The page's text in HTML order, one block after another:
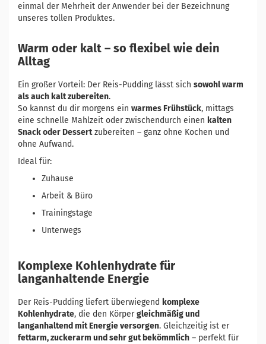
einmal der Mehrheit der Anwender bei der Bezeichnung
unseres tollen Produktes.
Warm oder kalt – so flexibel wie dein
Alltag
Ein großer Vorteil: Der Reis-Pudding lässt sich sowohl warm
als auch kalt zubereiten.
So kannst du dir morgens ein warmes Frühstück, mittags
eine schnelle Mahlzeit oder zwischendurch einen kalten
Snack oder Dessertzubereiten – ganz ohne Kochen und
ohne Aufwand.
Ideal für:
Zuhause
Arbeit & Büro
Trainingstage
Unterwegs
Komplexe Kohlenhydrate für
langanhaltende Energie
Der Reis-Pudding liefert überwiegend komplexe
Kohlenhydrate, die den Körpergleichmäßig und
langanhaltend mit Energie versorgen. Gleichzeitig ist er
fettarm, zuckerarm und sehr gut bekömmlich – perfekt für